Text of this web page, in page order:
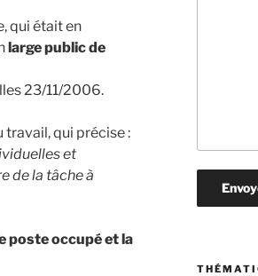
qui était en
large public de
23/11/2006.
travail, qui précise :
et
de la tâche à
poste occupé et la